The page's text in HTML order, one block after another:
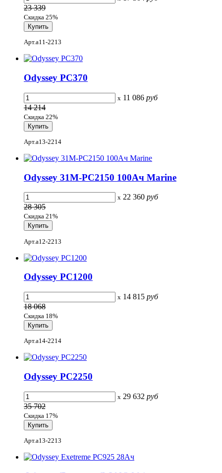
23 339
Скидка 25%
Арт.a11-2213
Odyssey PC370
x 11 086 руб
14 214
Скидка 22%
Арт.a13-2214
Odyssey 31M-PC2150 100Ач Marine
x 22 360 руб
28 305
Скидка 21%
Арт.a12-2213
Odyssey PC1200
x 14 815 руб
18 068
Скидка 18%
Арт.a14-2214
Odyssey PC2250
x 29 632 руб
35 702
Скидка 17%
Арт.a13-2213